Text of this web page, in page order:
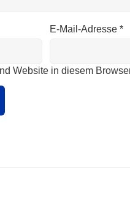
E-Mail-Adresse *
Website in diesem